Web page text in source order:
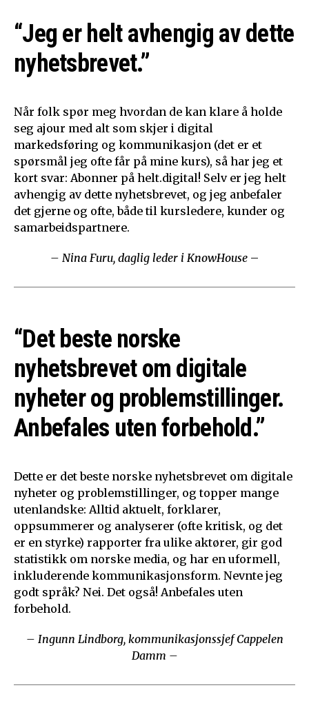
“Jeg er helt avhengig av dette
nyhetsbrevet.”
Når folk spør meg hvordan de kan klare å holde
seg ajour med alt som skjer i digital
markedsføring og kommunikasjon (det er et
spørsmål jeg ofte får på mine kurs), så har jeg et
kort svar: Abonner på helt.digital! Selv er jeg helt
avhengig av dette nyhetsbrevet, og jeg anbefaler
det gjerne og ofte, både til kursledere, kunder og
samarbeidspartnere.
– Nina Furu, daglig leder i KnowHouse –
“Det beste norske
nyhetsbrevet om digitale
nyheter og problemstillinger.
Anbefales uten forbehold.”
Dette er det beste norske nyhetsbrevet om digitale
nyheter og problemstillinger, og topper mange
utenlandske: Alltid aktuelt, forklarer,
oppsummerer og analyserer (ofte kritisk, og det
er en styrke) rapporter fra ulike aktører, gir god
statistikk om norske media, og har en uformell,
inkluderende kommunikasjonsform. Nevnte jeg
godt språk? Nei. Det også! Anbefales uten
forbehold.
– Ingunn Lindborg, kommunikasjonssjef Cappelen
Damm –